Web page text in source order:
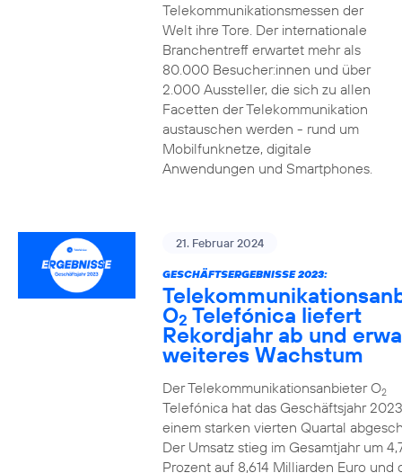
Telekommunikationsmessen der
Welt ihre Tore. Der internationale
Branchentreff erwartet mehr als
80.000 Besucher:innen und über
2.000 Aussteller, die sich zu allen
Facetten der Telekommunikation
austauschen werden - rund um
Mobilfunknetze, digitale
Anwendungen und Smartphones.
21. Februar 2024
GESCHÄFTSERGEBNISSE 2023:
O2 Telefónica liefert
Rekordjahr ab und
weiteres Wachstum
Der Telekommunikationsanbieter O2
Telefónica hat das Geschäftsjahr
einem starken vierten Quartal
Der Umsatz stieg im Gesamtjahr um
Prozent auf 8,614 Milliarden Euro und